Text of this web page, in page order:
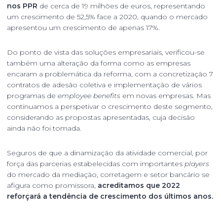
nos PPR de cerca de 19 milhões de euros, representando
um crescimento de 52,5% face a 2020, quando o mercado
apresentou um crescimento de apenas 17%.
Do ponto de vista das soluções empresariais, verificou-se
também uma alteração da forma como as empresas
encaram a problemática da reforma, com a concretização 7
contratos de adesão coletiva e implementação de vários
programas de employee benefits em novas empresas. Mas
continuamos a perspetivar o crescimento deste segmento,
considerando as propostas apresentadas, cuja decisão
ainda não foi tomada.
Seguros de que a dinamização da atividade comercial, por
força das parcerias estabelecidas com importantes players
do mercado da mediação, corretagem e setor bancário se
afigura como promissora, acreditamos que 2022
reforçará a tendência de crescimento dos últimos anos.